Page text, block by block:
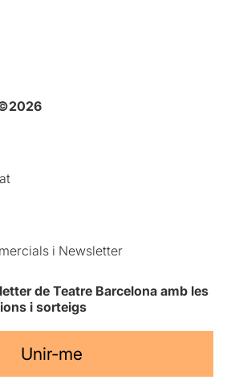
i Newsletter
de Teatre Barcelona amb les
i sorteigs
Unir-me